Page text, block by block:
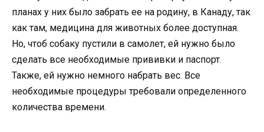
планах у них было забрать ее на родину, в Канаду, так
как там, медицина для животных более доступная.
Но, чтоб собаку пустили в самолет, ей нужно было
сделать все необходимые прививки и паспорт.
Также, ей нужно немного набрать вес. Все
необходимые процедуры требовали определенного
количества времени.